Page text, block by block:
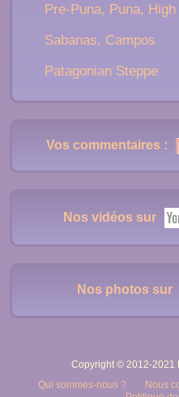
Pre-Puna, Puna, High
Sabanas, Campos
Patagonian Steppe
Vos commentaires :
Nos vidéos sur
Nos photos sur
Copyright © 2012-2021
Qui sommes-nous ?
Nous